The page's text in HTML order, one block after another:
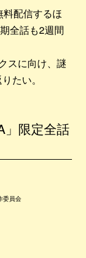
料配信するほ
全話も2週間
スに向け、謎
たい。
」限定全話
委員会